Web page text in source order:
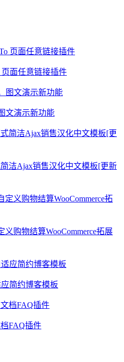
页面任意链接插件
文演示新功能
简洁Ajax销售汉化中文模板[更新
义购物结算WooCommerce拓展
应简约博客模板
档FAQ插件